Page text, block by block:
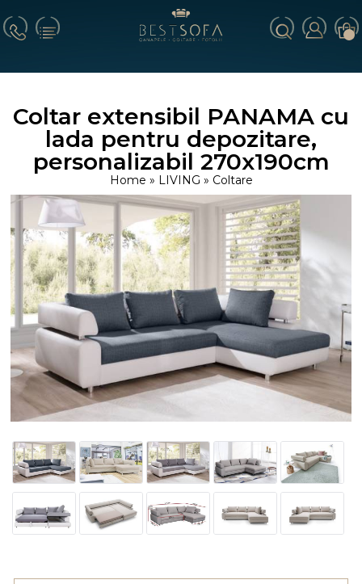
Coltar extensibil PANAMA cu
lada pentru depozitare,
personalizabil 270x190cm
Home » LIVING » Coltare